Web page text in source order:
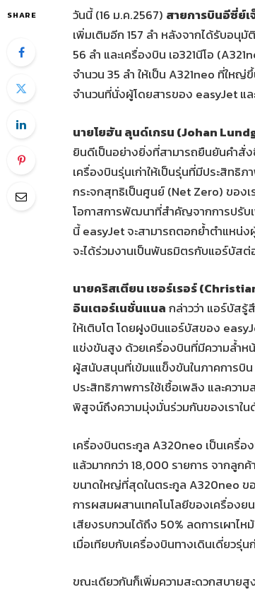
SHARE วันนี้ (16 ม.ค.2567) สายการบินอีซี่ย์เ
เพิ่มเติมอีก 157 ลำ หลังจากได้รับอนุ
56 ลำ และเครื่องบิน เอ321นีโอ
จำนวน 35 ลำ ให้เป็น A321neo ที่ให
จำนวนที่นั่งผู้โดยสารของ easyJet
นายโยฮัน ลุนด์เกรน (Johan
ยินดีเป็นอย่างยิ่งที่สามารถยืนยันคำสั่
เครื่องบินรุ่นเก่าให้เป็นรุ่นที่มีประสิทธิ
กระจกสุทธิเป็นศูนย์ (Net Zero) ของ
โอกาสการพัฒนาที่สำคัญจากการปรับ
นี้ easyJet จะสามารถตอกย้ำตำแหน่
จะได้ร่วมงานเป็นพันธมิตรกับแอร์บัสต่
นายคริสเตียน เชอร์เรอร์ (
อินเตอร์เนชั่นแนล กล่าวว่า แอร์บัส
ให้เติบโต โดยฝูงบินแอร์บัสของ
แข่งขันสูง ด้วยเครื่องบินที่มีความล้ำห
ผู้สนับสนุนที่เข้มแแข็งขันในภาคการบิ
ประสิทธิภาพการใช้เชื้อเพลิง และควา
พิสูจน์ถึงความมุ่งมั่นร่วมกันของเราใ
เครื่องบินตระกูล A320neo เป็นเครื่
แล้วมากกว่า 18,000 รายการ จากลูก
ขนาดใหญ่ที่สุดในตระกูล A320neo ข
การผสมผสานเทคโนโลยีของเครื่อง
เสียงรบกวนได้ถึง 50% ลดการเผาไ
เมื่อเทียบกับเครื่องบินทางเดินเดี่ยวรุ่น
ขณะเดียวกันก็เพิ่มความสะดวกสบาย